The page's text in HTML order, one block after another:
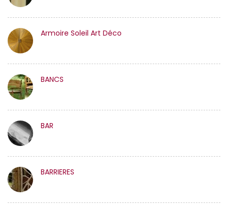
Armoire Soleil Art Déco
BANCS
BAR
BARRIERES